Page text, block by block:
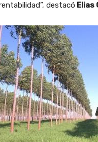
destacó Elias